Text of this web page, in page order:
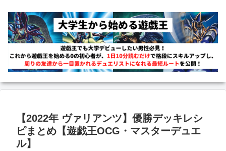
【2022年 ヴァリアンツ】優勝デッキレシ
ピまとめ【遊戯王OCG・マスターデュエ
ル】